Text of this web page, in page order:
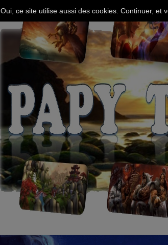
Oui, ce site utilise aussi des cookies. Continuer, et